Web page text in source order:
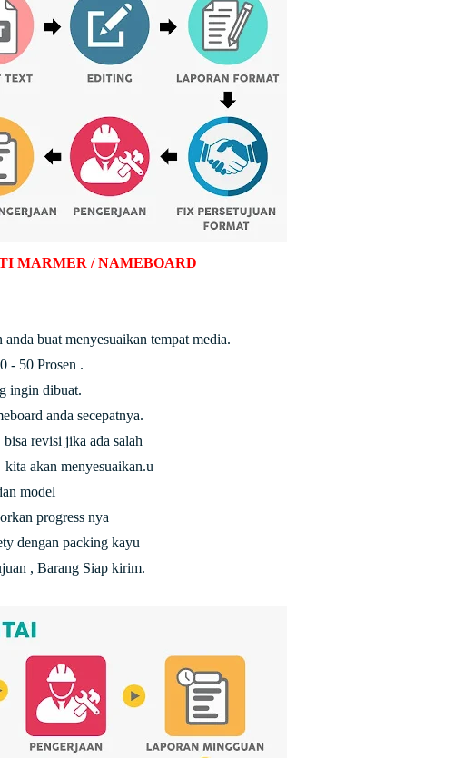
MARMER / NAMEBOARD
buat menyesuaikan tempat media.
- 50 Prosen .
ingin dibuat.
anda secepatnya.
revisi jika ada salah
akan menyesuaikan.u
model
progress nya
dengan packing kayu
, Barang Siap kirim.